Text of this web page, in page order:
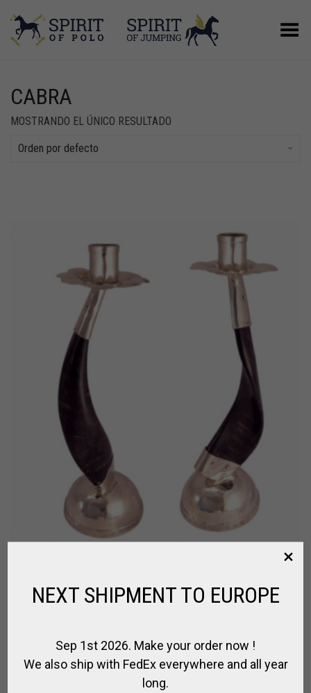
Menú
CABRA
MOSTRANDO EL ÚNICO RESULTADO
Orden por defecto
CANDELABROS EN CUERNO DE CABRA –
ALPACA DE SALTA
SOLICITAR PRECIO
NEXT SHIPMENT TO EUROPE
Sep 1st 2026. Make your order now !
We also ship with FedEx everywhere and all year
long.